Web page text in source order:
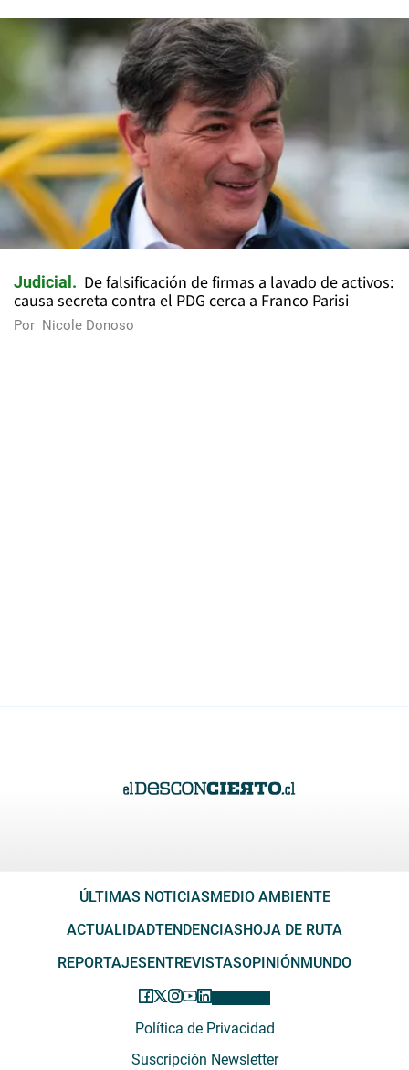
Judicial
De falsificación de firmas a lavado de activos:
causa secreta contra el PDG cerca a Franco Parisi
Por Nicole Donoso
ÚLTIMAS NOTICIAS MEDIO AMBIENTE
ACTUALIDADTENDENCIAS HOJA DE RUTA
REPORTAJES ENTREVISTASOPINIÓN MUNDO
Política de Privacidad
Suscripción Newsletter